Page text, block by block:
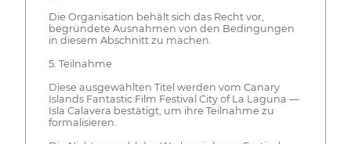
Die Organisation behält sich das Recht vor,
begründete Ausnahmen von den Bedingungen
in diesem Abschnitt zu machen.
5. Teilnahme
Diese ausgewählten Titel werden vom Canary
Islands Fantastic Film Festival City of La Laguna —
Isla Calavera bestätigt, um ihre Teilnahme zu
formalisieren.